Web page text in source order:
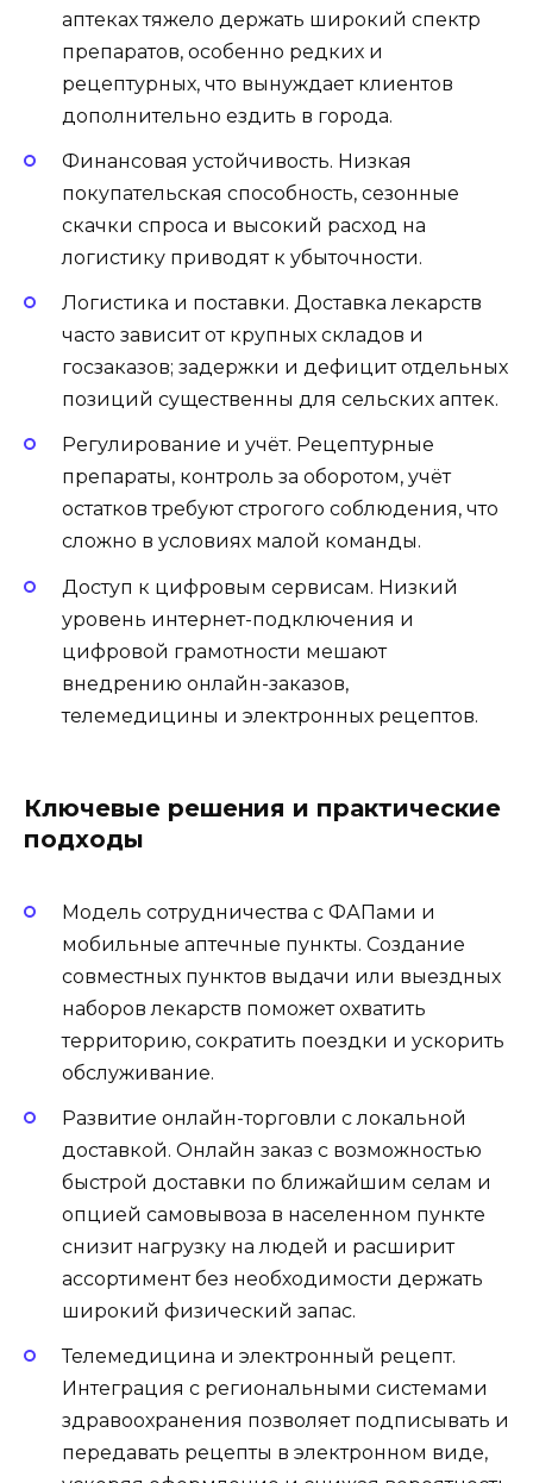
аптеках тяжело держать широкий спектр
препаратов, особенно редких и
рецептурных, что вынуждает клиентов
дополнительно ездить в города.
Финансовая устойчивость. Низкая
покупательская способность, сезонные
скачки спроса и высокий расход на
логистику приводят к убыточности.
Логистика и поставки. Доставка лекарств
часто зависит от крупных складов и
госзаказов; задержки и дефицит отдельных
позиций существенны для сельских аптек.
Регулирование и учёт. Рецептурные
препараты, контроль за оборотом, учёт
остатков требуют строгого соблюдения, что
сложно в условиях малой команды.
Доступ к цифровым сервисам. Низкий
уровень интернет-подключения и
цифровой грамотности мешают
внедрению онлайн-заказов,
телемедицины и электронных рецептов.
Ключевые решения и практические
подходы
Модель сотрудничества с ФАПами и
мобильные аптечные пункты. Создание
совместных пунктов выдачи или выездных
наборов лекарств поможет охватить
территорию, сократить поездки и ускорить
обслуживание.
Развитие онлайн-торговли с локальной
доставкой. Онлайн заказ с возможностью
быстрой доставки по ближайшим селам и
опцией самовывоза в населенном пункте
снизит нагрузку на людей и расширит
ассортимент без необходимости держать
широкий физический запас.
Телемедицина и электронный рецепт.
Интеграция с региональными системами
здравоохранения позволяет подписывать и
передавать рецепты в электронном виде,